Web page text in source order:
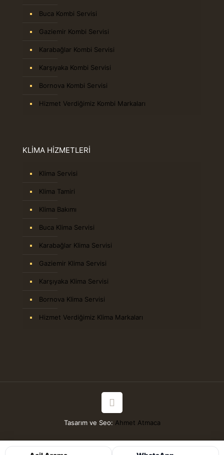
Buca Kombi Servisi
Gaziemir Kombi Servisi
Karabağlar Kombi Servisi
Karşıyaka Kombi Servisi
Bornova Kombi Servisi
Hizmet Verdiğimiz Kombi Markaları
KLİMA HİZMETLERİ
Klima Servisi
Klima Tamiri
Klima Bakımı
Buca Klima Servisi
Karabağlar Klima Servisi
Gaziemir Klima Servisi
Karşıyaka Klima Servisi
Bornova Klima Servisi
Hizmet Verdiğimiz Klima Markaları
Tasarım ve Seo: Ahmet Atmaca